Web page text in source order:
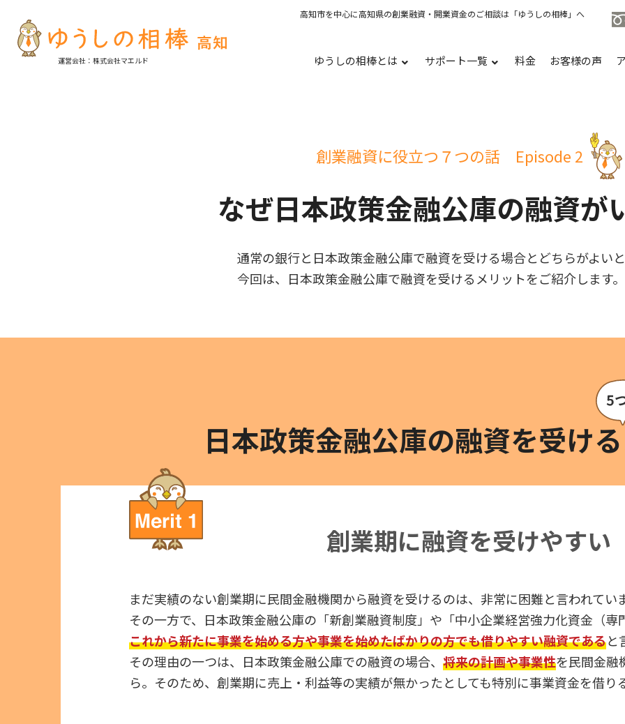
運営会社：株式会社マエルド
高知市を中心に高知県の創業融資・開業資金のご相談は「ゆうしの相棒」へ
ゆうしの相棒とは サポート一覧 料金 お客様の声
創業融資に役立つ７つの話 Episode 2
なぜ日本政策金融公庫の融資が
通常の銀行と日本政策金融公庫で融資を受ける場合とどちらがよい
今回は、日本政策金融公庫で融資を受けるメリットをご紹介します。
日本政策金融公庫の融資を受け
創業期に融資を受けやすい
まだ実績のない創業期に民間金融機関から融資を受けるのは、非常に困難と言われてい
その一方で、日本政策金融公庫の「新創業融資制度」や「中小企業経営強力化資金（
これから新たに事業を始める方や事業を始めたばかりの方でも借りやすい融資であると
その理由の一つは、日本政策金融公庫での融資の場合、 将来の計画や事業性を民間金融
ら。そのため、創業期に売上・利益等の実績が無かったとしても特別に事業資金を借り